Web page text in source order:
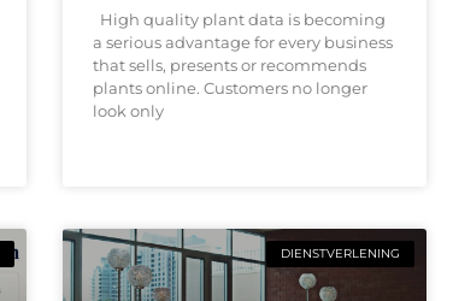
High quality plant data is becoming
a serious advantage for every business
that sells, presents or recommends
plants online. Customers no longer
look only
DIENSTVERLENING